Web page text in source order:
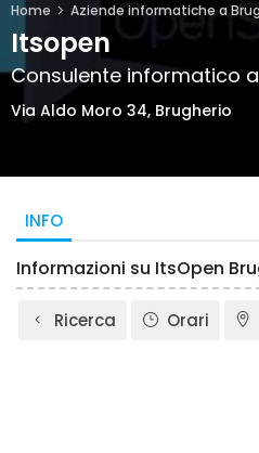
Home Aziende informatiche a
Itsopen
Consulente informatico
Via Aldo Moro 34, Brugherio
INFO
Informazioni su ItsOpen
Ricerca Orari